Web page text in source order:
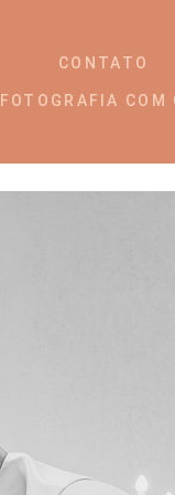
CONTATO
FOTOGRAFIA COM